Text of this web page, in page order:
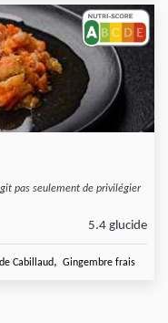
pas seulement de privilégier
5.4 glucide
Cabillaud, Gingembre frais